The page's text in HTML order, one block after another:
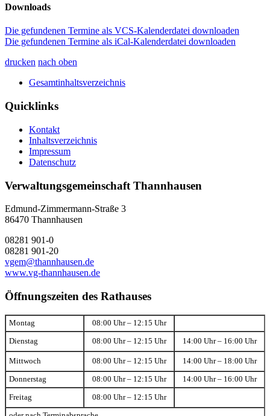
Downloads
Die gefundenen Termine als VCS-Kalenderdatei downloaden
Die gefundenen Termine als iCal-Kalenderdatei downloaden
drucken nach oben
Gesamtinhaltsverzeichnis
Quicklinks
Kontakt
Inhaltsverzeichnis
Impressum
Datenschutz
Verwaltungsgemeinschaft Thannhausen
Edmund-Zimmermann-Straße 3
86470 Thannhausen
08281 901-0
08281 901-20
vgem@thannhausen.de
www.vg-thannhausen.de
Öffnungszeiten des Rathauses
Montag 08:00 Uhr – 12:15 Uhr
Dienstag 08:00 Uhr – 12:15 Uhr 14:00 Uhr – 16:00 Uhr
Mittwoch 08:00 Uhr – 12:15 Uhr 14:00 Uhr – 18:00 Uhr
Donnerstag 08:00 Uhr – 12:15 Uhr 14:00 Uhr – 16:00 Uhr
Freitag 08:00 Uhr – 12:15 Uhr